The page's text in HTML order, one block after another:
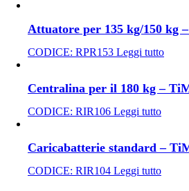
Attuatore per 135 kg/150 kg
CODICE: RPR153 Leggi tutto
Centralina per il 180 kg –
CODICE: RIR106 Leggi tutto
Caricabatterie standard –
CODICE: RIR104 Leggi tutto